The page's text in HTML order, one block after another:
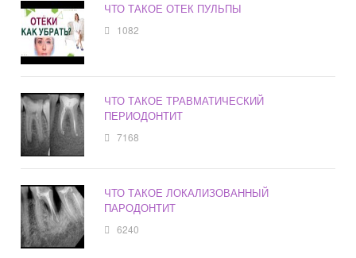
ЧТО ТАКОЕ ОТЕК ПУЛЬПЫ
1082
ЧТО ТАКОЕ ТРАВМАТИЧЕСКИЙ
ПЕРИОДОНТИТ
7168
ЧТО ТАКОЕ ЛОКАЛИЗОВАННЫЙ
ПАРОДОНТИТ
6240